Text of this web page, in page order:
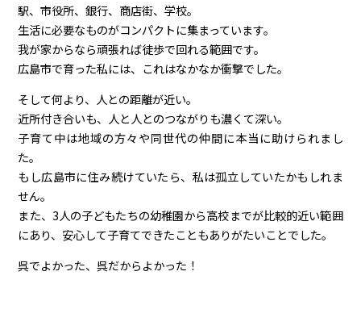
駅、市役所、銀行、商店街、学校。
生活に必要なものがコンパクトに集まっています。
我が家からなら頑張れば徒歩で回れる範囲です。
広島市で育った私には、これはなかなか衝撃でした。
そして何より、人との距離が近い。
近所付き合いも、人と人とのつながりも濃くて深い。
子育て中は地域の方々や同世代の仲間に本当に助けられまし
た。
もし広島市に住み続けていたら、私は孤立していたかもしれま
せん。
また、3人の子どもたちの幼稚園から高校までが比較的近い範囲
にあり、安心して子育てできたこともありがたいことでした。
呉でよかった、呉だからよかった！